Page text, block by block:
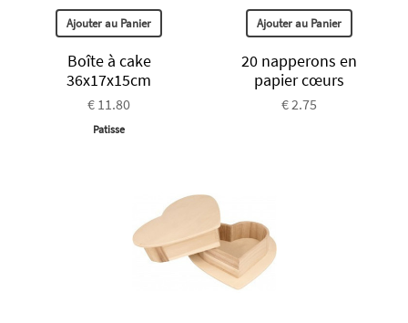
Ajouter au Panier
Boîte à cake
36x17x15cm
€ 11.80
Patisse
Ajouter au Panier
20 napperons en
papier cœurs
€ 2.75